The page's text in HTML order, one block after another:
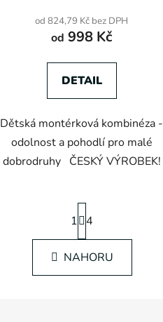
od 824,79 Kč bez DPH
od 998 Kč
DETAIL
Dětská montérková kombinéza -
odolnost a pohodlí pro malé
dobrodruhy ČESKÝ VÝROBEK!
O
v
l
S
t
r
á
n
k
1 4
NAHORU